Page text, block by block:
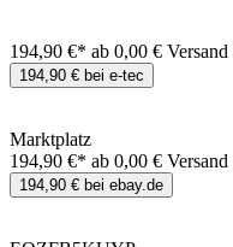
194,90 €* ab 0,00 € Versand
194,90 € bei e-tec
Marktplatz
194,90 €* ab 0,00 € Versand
194,90 € bei ebay.de